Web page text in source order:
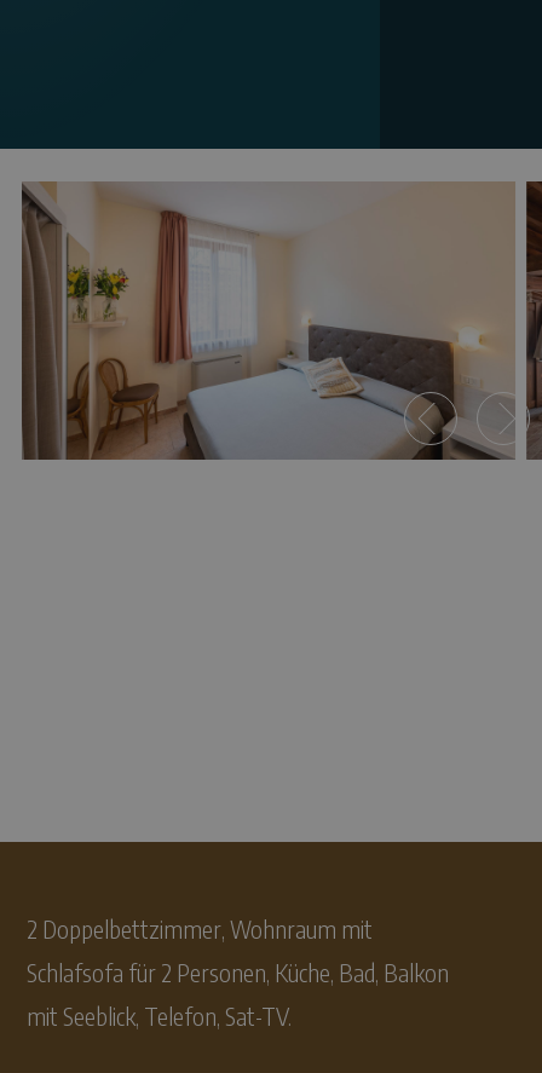
2 Doppelbettzimmer, Wohnraum mit
Schlafsofa für 2 Personen, Küche, Bad, Balkon
mit Seeblick, Telefon, Sat-TV.